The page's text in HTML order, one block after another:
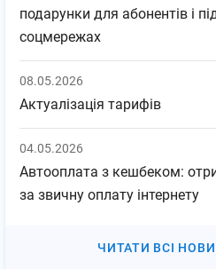
подарунки для абонентів і
соцмережах
08.05.2026
Актуалізація тарифів
04.05.2026
Автооплата з кешбеком:
за звичну оплату інтернету
ЧИТАТИ ВСІ